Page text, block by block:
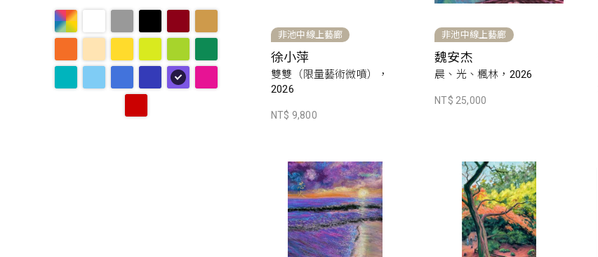
非池中線上藝廊
徐小萍
雙雙（限量藝術微噴），
2026
NT$ 9,800
非池中線上藝廊
魏安杰
晨、光、楓林，2026
NT$ 25,000